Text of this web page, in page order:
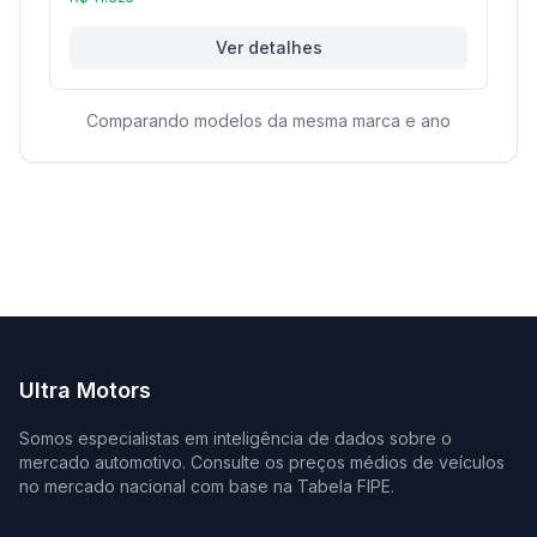
Ver detalhes
Comparando modelos da mesma marca e ano
Ultra Motors
Somos especialistas em inteligência de dados sobre o
mercado automotivo. Consulte os preços médios de veículos
no mercado nacional com base na Tabela FIPE.